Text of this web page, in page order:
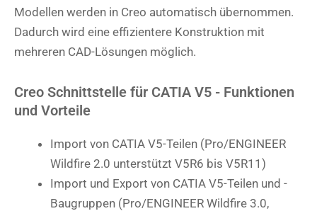
Modellen werden in Creo automatisch übernommen.
Dadurch wird eine effizientere Konstruktion mit
mehreren CAD-Lösungen möglich.
Creo Schnittstelle für CATIA V5 - Funktionen
und Vorteile
Import von CATIA V5-Teilen (Pro/ENGINEER
Wildfire 2.0 unterstützt V5R6 bis V5R11)
Import und Export von CATIA V5-Teilen und -
Baugruppen (Pro/ENGINEER Wildfire 3.0,